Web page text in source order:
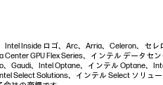
Inside ロゴ、Arc、Arria、Celeron、セ
GPU Flex Series、インテル データセ
Gaudi、Intel Optane、インテル Optane、
Select Solutions、インテル Select ソリ